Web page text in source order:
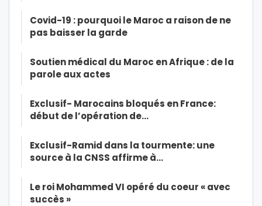
Covid-19 : pourquoi le Maroc a raison de ne
pas baisser la garde
Soutien médical du Maroc en Afrique : de la
parole aux actes
Exclusif- Marocains bloqués en France:
début de l’opération de…
Exclusif-Ramid dans la tourmente: une
source à la CNSS affirme à…
Le roi Mohammed VI opéré du coeur « avec
succès »